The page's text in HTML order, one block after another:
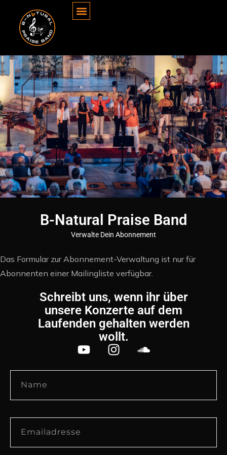
B-Natural Praise Band
Verwalte Dein Abonnement
Das Formular zur Abonnement-Verwaltung ist nur für
Abonnenten einer Mailingliste verfügbar.
Schreibt uns, wenn ihr über
unsere Konzerte auf dem
Laufenden gehalten werden
wollt.